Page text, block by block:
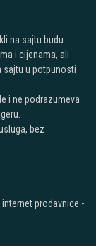
na sajtu budu
i cijenama, ali
sajtu u potpunosti
i ne podrazumeva
bez
internet prodavnice -